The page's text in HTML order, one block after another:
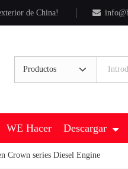
de China!
Productos
WE Hacer Descargar
Crown series Diesel Engine